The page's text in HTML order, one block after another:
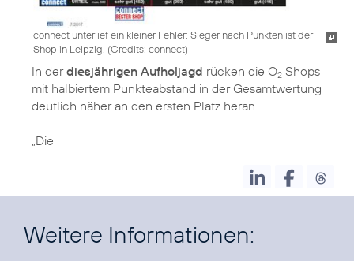
connect unterlief ein kleiner Fehler: Sieger nach Punkten ist der
Shop in Leipzig. (Credits: connect)
In derdiesjährigen Aufholjagd rücken die O2 Shops
mit halbiertem Punkteabstand in der Gesamtwertung
deutlich näher an den ersten Platz heran.
„Die
Weitere Informationen: